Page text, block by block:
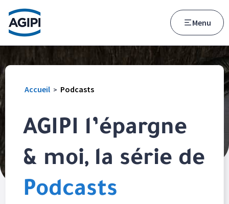
Accès au menu
Accès au contenu principal
Menu
Accueil > Podcasts
AGIPI l’épargne
& moi, la série de
Podcasts